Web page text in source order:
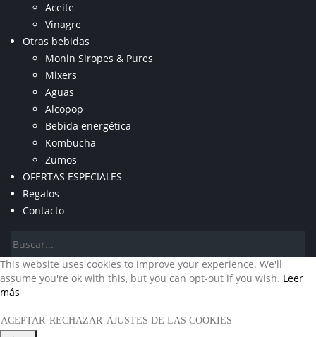
Aceite
Vinagre
Otras bebidas
Monin Siropes & Pures
Mixers
Aguas
Alcopop
Bebida energética
Kombucha
Zumos
OFERTAS ESPECIALES
Regalos
Contacto
This website uses cookies to improve your experience. We'll
assume you're ok with this, but you can opt-out if you wish. Leer
más
ACEPTAR RECHAZAR AJUSTES DE LAS COOKIES